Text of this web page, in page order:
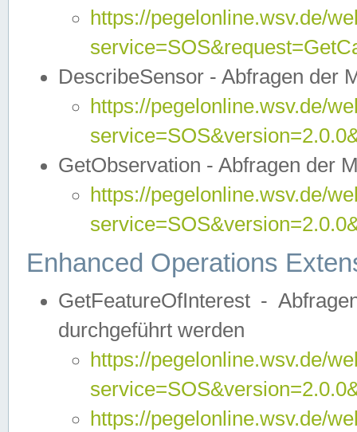
https://pegelonline.wsv.de/
DescribeSensor - Abfragen der
https://pegelonline.wsv.de/
GetObservation - Abfragen der
https://pegelonline.wsv.de/
Enhanced Operations
GetFeatureOfInterest -
durchgeführt werden
https://pegelonline.wsv.de/
https://pegelonline.wsv.de/